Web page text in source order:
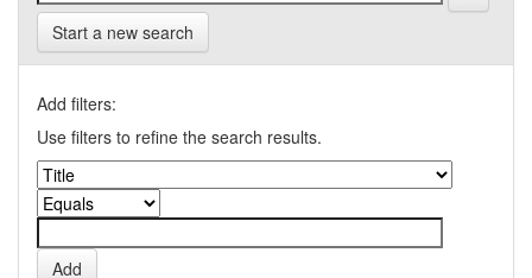
Start a new search
Add filters:
Use filters to refine the search results.